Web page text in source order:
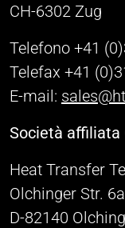
CH-6302 Zug
Telefono +41
Telefax +41
E-mail:
Società affiliata
Heat Transfer
Olchinger Str. 6a
D-82140 Olching